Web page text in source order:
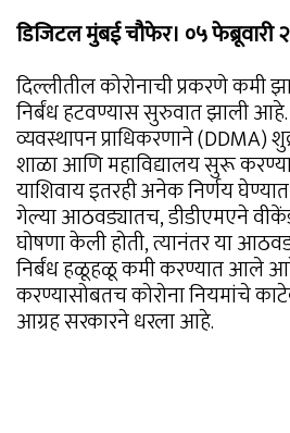
डिजिटल मुंबई चौफेर। ०५ फेब्रूवारी
दिल्लीतील कोरोनाची प्रकरणे कमी
निर्बंध हटवण्यास सुरुवात झाली आहे.
व्यवस्थापन प्राधिकरणाने (DDMA)
शाळा आणि महाविद्यालय सुरू
याशिवाय इतरही अनेक निर्णय
गेल्या आठवड्यातच, डीडीएमएने
घोषणा केली होती, त्यानंतर या
निर्बंध हळूहळू कमी करण्यात आले
करण्यासोबतच कोरोना नियमांचे
आग्रह सरकारने धरला आहे.